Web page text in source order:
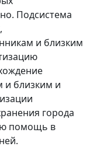
Подсистема
и близким
и близким и
города
помощь в